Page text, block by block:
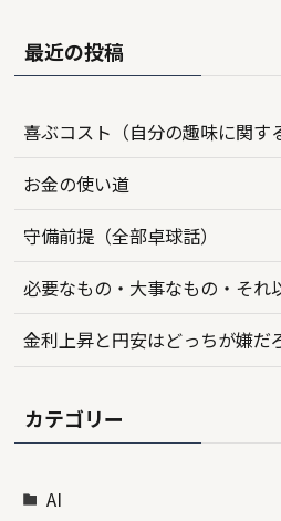
最近の投稿
喜ぶコスト（自分の趣味に関す
お金の使い道
守備前提（全部卓球話）
必要なもの・大事なもの・それ
金利上昇と円安はどっちが嫌だ
カテゴリー
AI